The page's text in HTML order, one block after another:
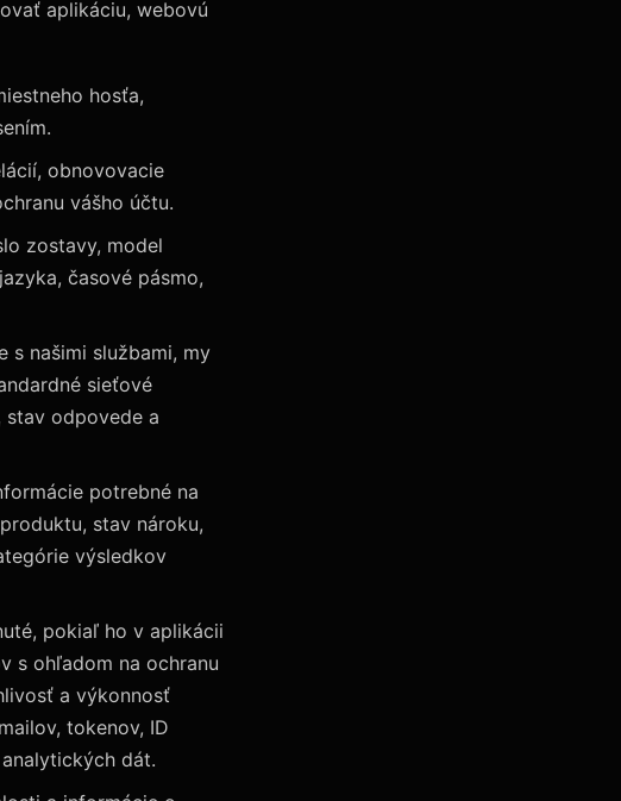
aplikáciu, webovú
hosťa,
obnovovacie
vášho účtu.
zostavy, model
časové pásmo,
s našimi službami, my
sieťové
stav odpovede a
potrebné na
stav nároku,
výsledkov
pokiaľ ho v aplikácii
s ohľadom na ochranu
a výkonnosť
tokenov, ID
dát.